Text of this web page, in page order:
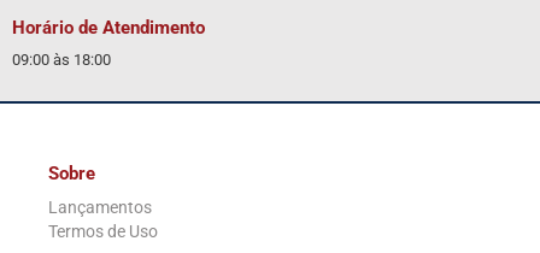
Horário de Atendimento
09:00 às 18:00
Sobre
Lançamentos
Termos de Uso